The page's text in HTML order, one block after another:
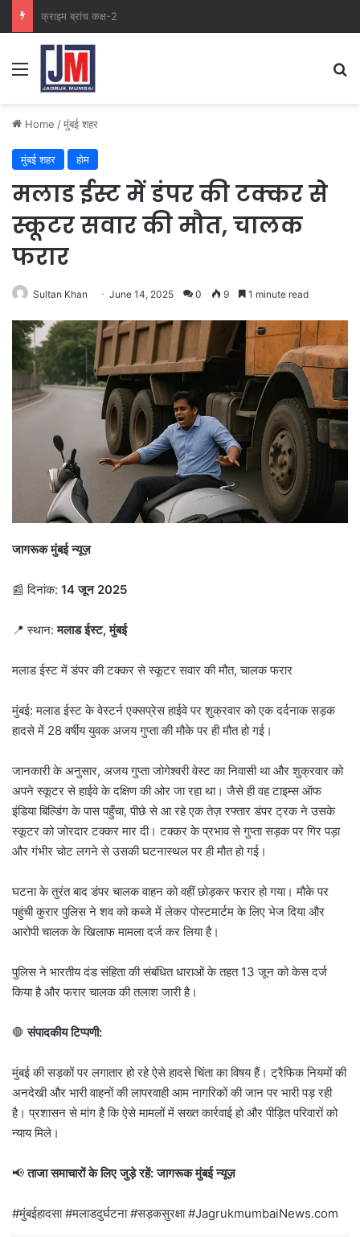
नवी मुंबई
Home /मुंबई शहर
मुंबई शहर होम
मलाड ईस्ट में डंपर की टक्कर से
स्कूटर सवार की मौत, चालक
फरार
Sultan Khan June 14, 2025 0 9 1 minute read
जागरूक मुंबई न्यूज़
📰 दिनांक: 14 जून 2025
📍 स्थान:मलाड ईस्ट, मुंबई
मलाड ईस्ट में डंपर की टक्कर से स्कूटर सवार की मौत, चालक फरार
मुंबई: मलाड ईस्ट के वेस्टर्न एक्सप्रेस हाईवे पर शुक्रवार को एक दर्दनाक सड़क
हादसे में 28 वर्षीय युवक अजय गुप्ता की मौके पर ही मौत हो गई।
जानकारी के अनुसार, अजय गुप्ता जोगेश्वरी वेस्ट का निवासी था और शुक्रवार को
अपने स्कूटर से हाईवे के दक्षिण की ओर जा रहा था। जैसे ही वह टाइम्स ऑफ
इंडिया बिल्डिंग के पास पहुँचा, पीछे से आ रहे एक तेज़ रफ्तार डंपर ट्रक ने उसके
स्कूटर को जोरदार टक्कर मार दी। टक्कर के प्रभाव से गुप्ता सड़क पर गिर पड़ा
और गंभीर चोट लगने से उसकी घटनास्थल पर ही मौत हो गई।
घटना के तुरंत बाद डंपर चालक वाहन को वहीं छोड़कर फरार हो गया। मौके पर
पहुंची कुरार पुलिस ने शव को कब्जे में लेकर पोस्टमार्टम के लिए भेज दिया और
आरोपी चालक के खिलाफ मामला दर्ज कर लिया है।
पुलिस ने भारतीय दंड संहिता की संबंधित धाराओं के तहत 13 जून को केस दर्ज
किया है और फरार चालक की तलाश जारी है।
🛑संपादकीय टिप्पणी:
मुंबई की सड़कों पर लगातार हो रहे ऐसे हादसे चिंता का विषय हैं। ट्रैफिक नियमों की
अनदेखी और भारी वाहनों की लापरवाही आम नागरिकों की जान पर भारी पड़ रही
है। प्रशासन से मांग है कि ऐसे मामलों में सख्त कार्रवाई हो और पीड़ित परिवारों को
न्याय मिले।
📢ताजा समाचारों के लिए जुड़े रहें: जागरूक मुंबई न्यूज़
#मुंबईहादसा #मलाडदुर्घटना #सड़कसुरक्षा #JagrukmumbaiNews.com